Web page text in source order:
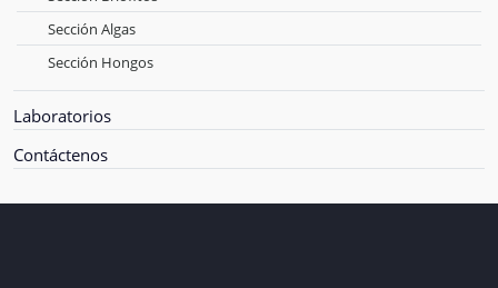
Sección Algas
Sección Hongos
Laboratorios
Contáctenos